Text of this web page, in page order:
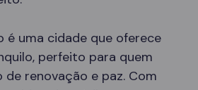
é uma cidade que oferece
perfeito para quem
de renovação e paz. Com